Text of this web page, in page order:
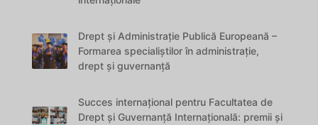
Drept și Administrație Publică Europeană –
Formarea specialiștilor în administrație,
drept și guvernanță
Succes internațional pentru Facultatea de
Drept și Guvernanță Internațională: premii și